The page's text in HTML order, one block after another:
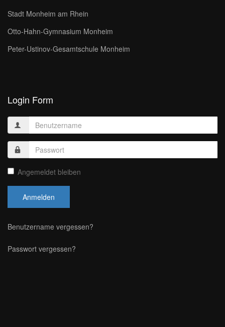
Stadt Monheim am Rhein
Otto-Hahn-Gymnasium Monheim
Peter-Ustinov-Gesamtschule Monheim
Login Form
Angemeldet bleiben
Anmelden
Benutzername vergessen?
Passwort vergessen?